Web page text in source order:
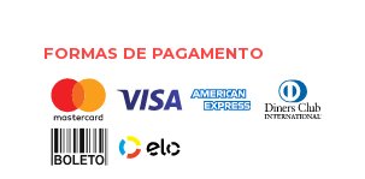
FORMAS DE PAGAMENTO